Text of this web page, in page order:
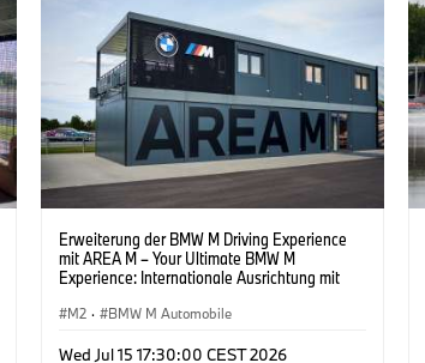
Erweiterung der BMW M Driving Experience
mit AREA M – Your Ultimate BMW M
Experience: Internationale Ausrichtung mit
Erlebnissen.
M2 · BMW M Automobile
Wed Jul 15 17:30:00 CEST 2026